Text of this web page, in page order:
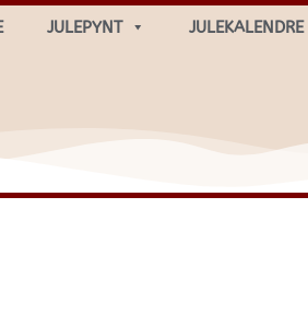
JULEPYNT JULEKALENDRE